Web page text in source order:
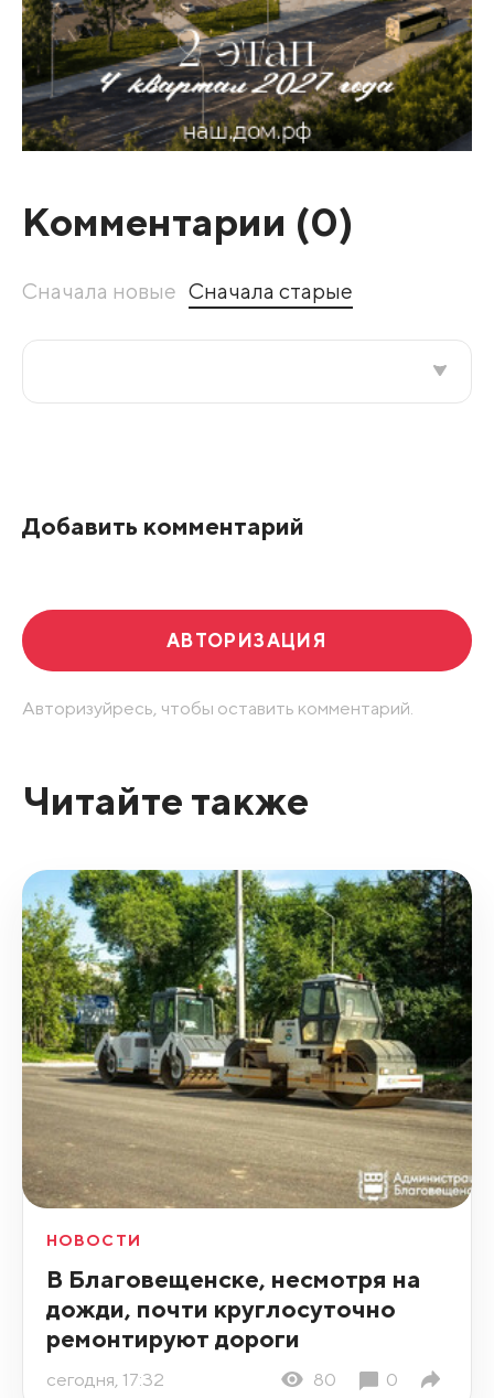
Комментарии (0)
Сначала новые Сначала старые
Добавить комментарий
АВТОРИЗАЦИЯ
Авторизуйресь, чтобы оставить комментарий.
Читайте также
НОВОСТИ
В Благовещенске, несмотря на
дожди, почти круглосуточно
ремонтируют дороги
сегодня, 17:32 80 0